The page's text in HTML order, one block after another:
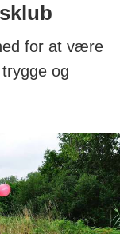
for at være
og